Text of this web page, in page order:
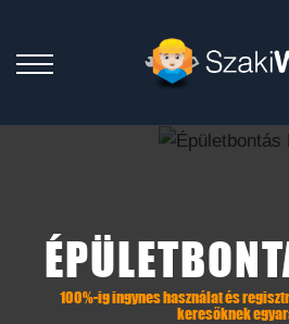
100%-ig ingynes használat és
keresőknek